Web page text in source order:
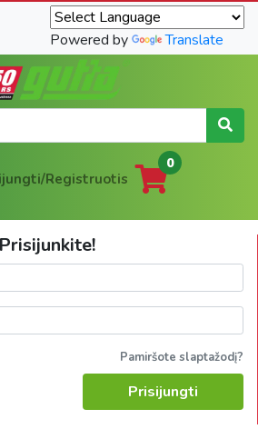
Powered by Translate
Registruotis
0
Pamiršote slaptažodį?
Prisijungti